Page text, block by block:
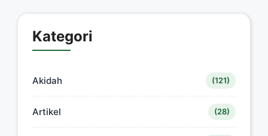
Kategori
Akidah (121)
Artikel (28)